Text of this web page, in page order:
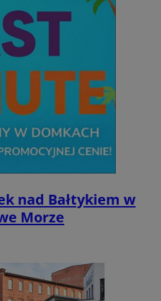
nad Bałtykiem w
Morze